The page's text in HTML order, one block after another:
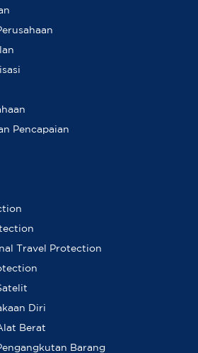
Pencapaian
Travel Protection
Diri
Berat
Barang